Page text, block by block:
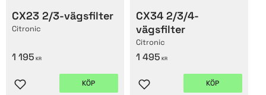
CX23 2/3-vägsfilter
Citronic
1 195 KR
Lägg till i favoriter
KÖP
CX34 2/3/4-
vägsfilter
Citronic
1 495 KR
Lägg till i favoriter
KÖP